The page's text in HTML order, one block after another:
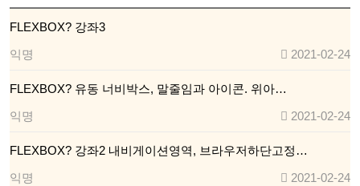
FLEXBOX? 강좌3
익명
2021-02-24
FLEXBOX? 유동 너비박스, 말줄임과 아이콘. 위아…
익명
2021-02-24
FLEXBOX? 강좌2 내비게이션영역, 브라우저하단고정…
익명
2021-02-24